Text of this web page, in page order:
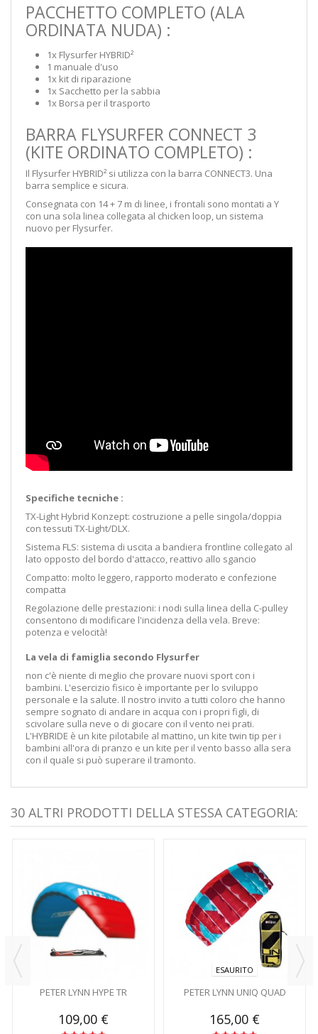
PACCHETTO COMPLETO (ALA
ORDINATA NUDA) :
1x Flysurfer HYBRID²
1 manuale d'uso
1x kit di riparazione
1x Sacchetto per la sabbia
1x Borsa per il trasporto
BARRA FLYSURFER CONNECT 3
(KITE ORDINATO COMPLETO) :
Il Flysurfer HYBRID² si utilizza con la barra CONNECT3. Una
barra semplice e sicura.
Consegnata con 14 + 7 m di linee, i frontali sono montati a Y
con una sola linea collegata al chicken loop, un sistema
nuovo per Flysurfer.
Specifiche tecniche :
TX-Light Hybrid Konzept: costruzione a pelle singola/doppia
con tessuti TX-Light/DLX.
Sistema FLS: sistema di uscita a bandiera frontline collegato al
lato opposto del bordo d'attacco, reattivo allo sgancio
Compatto: molto leggero, rapporto moderato e confezione
compatta
Regolazione delle prestazioni: i nodi sulla linea della C-pulley
consentono di modificare l'incidenza della vela. Breve:
potenza e velocità!
La vela di famiglia secondo Flysurfer
non c'è niente di meglio che provare nuovi sport con i
bambini. L'esercizio fisico è importante per lo sviluppo
personale e la salute. Il nostro invito a tutti coloro che hanno
sempre sognato di andare in acqua con i propri figli, di
scivolare sulla neve o di giocare con il vento nei prati.
L'HYBRIDE è un kite pilotabile al mattino, un kite twin tip per i
bambini all'ora di pranzo e un kite per il vento basso alla sera
con il quale si può superare il tramonto.
30 ALTRI PRODOTTI DELLA STESSA CATEGORIA:
PETER LYNN HYPE TR
109,00 €
ESAURITO
PETER LYNN UNIQ QUAD
165,00 €